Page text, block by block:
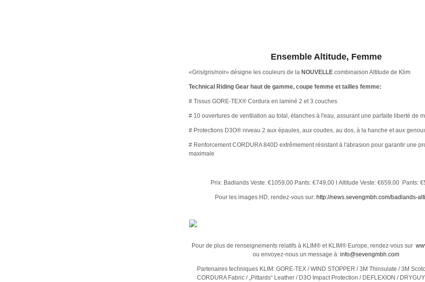
Ensemble Altitude, Femme
«Gris/gris/noir» désigne les couleurs de la NOUVELLE combinaison Altitude de Klim
Technical Riding Gear haut de gamme, coupe femme et tailles femme:
# Tissus GORE-TEX® Cordura en laminé 2 et 3 couches
# 10 ouvertures de ventilation au total, étanches à l'eau, assurant une parfaite liberté de
# Protections D3O® niveau 2 aux épaules, aux coudes, au dos, à la hanche et aux
# Renforcement CORDURA 840D extrêmement résistant à l'abrasion pour garantir une
maximale
Prix: Badlands Veste: €1059,00 Pants: €749,00 I Altitude Veste: €659,00 Pants:
Pour les images HD, rendez-vous sur: http://news.sevengmbh.com/badlands-
Pour de plus de renseignements relatifs à KLIM® et KLIM® Europe, rendez-vous sur
ou envoyez-nous un message à: info@sevengmbh.com
Partenaires techniques KLIM: GORE-TEX / WIND STOPPER / 3M Thinsulate / 3M
CORDURA Fabric / „Pittards“ Leather / D3O Impact Protection / DEFLEXION /